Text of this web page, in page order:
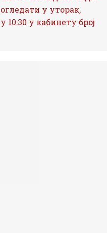
у уторак,
10:30 у кабинету број